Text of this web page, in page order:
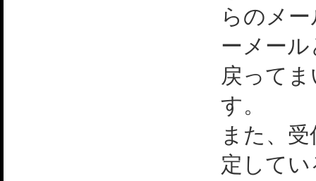
らのメ
ーメー
戻って
す。
また、
定して